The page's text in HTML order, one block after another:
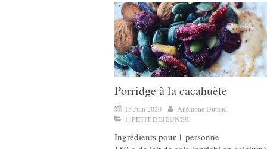
Porridge à la cacahuète
15 Juin 2020
Anémone Dutaud
1: PETIT DEJEUNER
Ingrédients pour 1 personne